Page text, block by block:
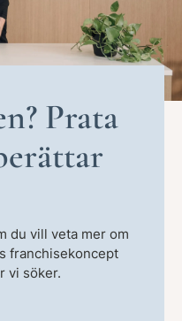
Prata
du vill veta mer om
franchisekoncept
vi söker.